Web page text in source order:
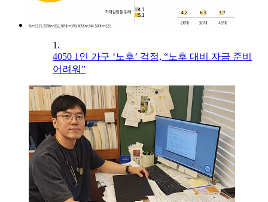
1.
4050 1인 가구 ‘노후’ 걱정, “노후 대비 자금 준비
어려워”